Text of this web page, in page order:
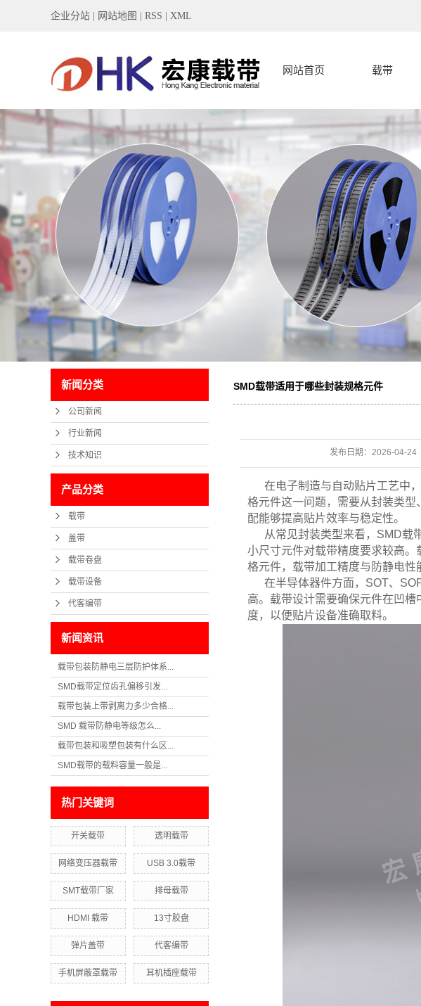
企业分站 网站地图 RSS XML
网站首页 载带
载带
盖带
载带卷盘
载带设备
代客编带
新闻分类
公司新闻
行业新闻
技术知识
产品分类
载带
盖带
载带卷盘
载带设备
代客编带
新闻资讯
载带包装防静电三层防护体系...
SMD载带定位齿孔偏移引发...
载带包装上带剥离力多少合格...
SMD 载带防静电等级怎么...
载带包装和吸塑包装有什么区...
SMD载带的载料容量一般是...
热门关键词
开关载带 透明载带
网络变压器载带 USB 3.0载带
SMT载带厂家 排母载带
HDMI 载带 13寸胶盘
弹片盖带 代客编带
手机屏蔽罩载带 耳机插座载带
SMD载带适用于哪些封装规格元件
发布日期： 2026-04-24
在电子制造与自动贴片工艺中，
格元件这一问题，需要从封装类
配能够提高贴片效率与稳定性。
从常见封装类型来看，SMD载
小尺寸元件对载带精度要求较高
格元件，载带加工精度与防静电性
在半导体器件方面，SOT、
高。载带设计需要确保元件在凹
度，以便贴片设备准确取料。